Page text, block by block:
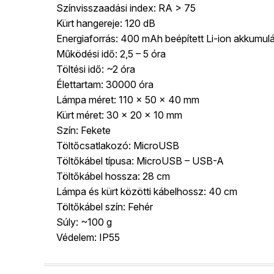
Színvisszaadási index: RA > 75
Kürt hangereje: 120 dB
Energiaforrás: 400 mAh beépített Li-ion
Működési idő: 2,5 – 5 óra
Töltési idő: ~2 óra
Élettartam: 30000 óra
Lámpa méret: 110 x 50 x 40 mm
Kürt méret: 30 x 20 x 10 mm
Szín: Fekete
Töltőcsatlakozó: MicroUSB
Töltőkábel típusa: MicroUSB – USB-A
Töltőkábel hossza: 28 cm
Lámpa és kürt közötti kábelhossz: 40 cm
Töltőkábel szín: Fehér
Súly: ~100 g
Védelem: IP55